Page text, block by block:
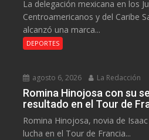
La delegación mexicana en los
Centroamericanos y del Caribe
alcanzó una marca...
DEPORTES
agosto 6, 2026 La Redacción
Romina Hinojosa con su
resultado en el Tour de
Romina Hinojosa, novia de
lucha en el Tour de Francia...